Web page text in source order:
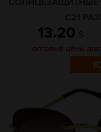
13.20 $
оптовые цены